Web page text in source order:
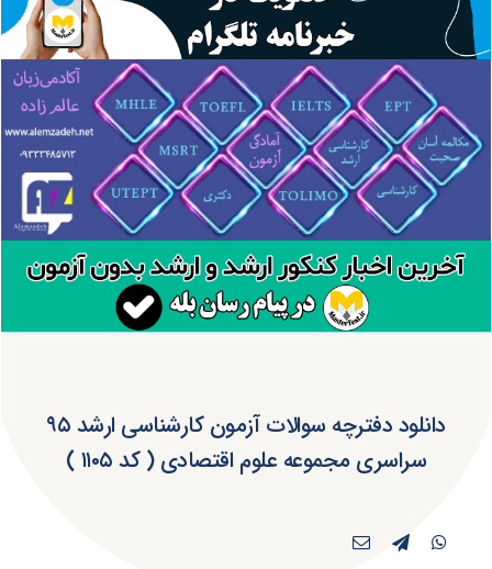
دانلود دفترچه سوالات آزمون کارشناسی ارشد ۹۵
سراسری مجموعه علوم اقتصادی ( کد ۱۱۰۵ )